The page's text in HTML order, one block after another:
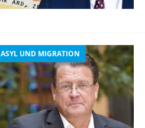
ASYL UND MIGRATION